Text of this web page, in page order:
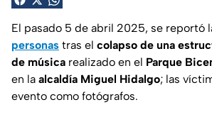
El pasado 5 de abril 2025, se reportó
personas tras el colapso de una
de música realizado en el Parque
en la alcaldía Miguel Hidalgo; las
evento como fotógrafos.